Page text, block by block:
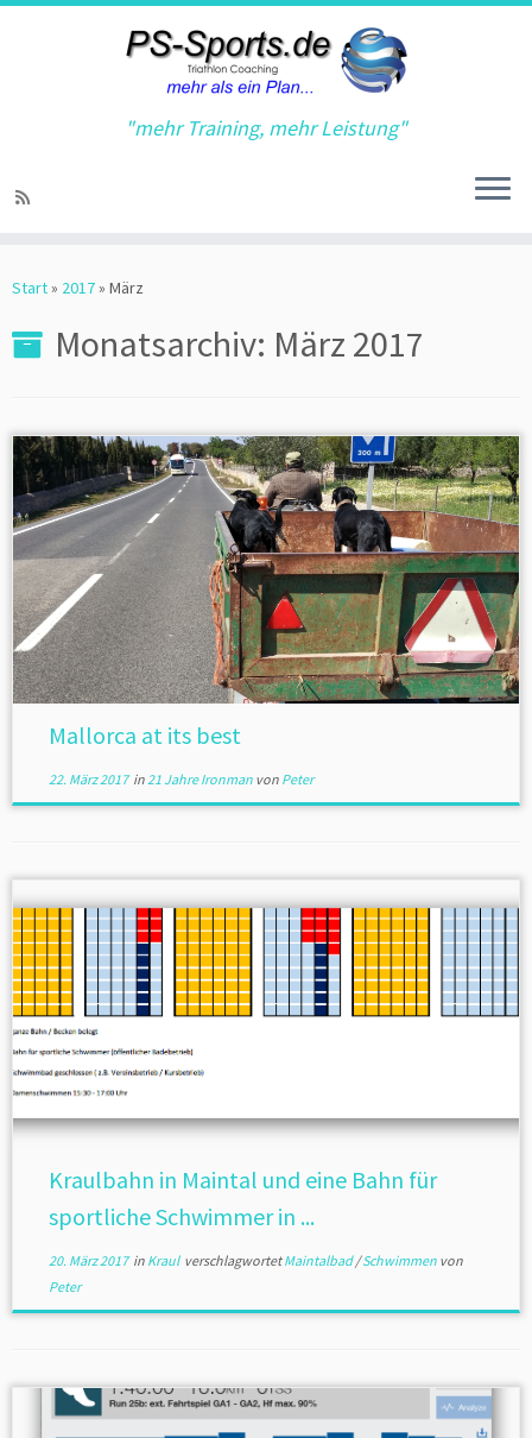
Inhalt
"mehr Training, mehr Leistung"
Start» 2017» März
Monatsarchiv: März 2017
Mallorca at its best
22. März 2017in21 Jahre Ironman von Peter
Kraulbahn in Maintal und eine Bahn für
sportliche Schwimmer in ...
20. März 2017in Kraul verschlagwortetMaintalbad/Schwimmen von
Peter